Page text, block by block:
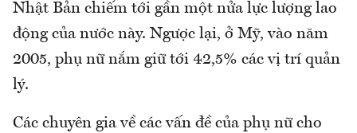
Nhật Bản chiếm tới gần một nửa lực lượng lao
động của nước này. Ngược lại, ở Mỹ, vào năm
2005, phụ nữ nắm giữ tới 42,5% các vị trí quản
lý.
Các chuyên gia về các vấn đề của phụ nữ cho